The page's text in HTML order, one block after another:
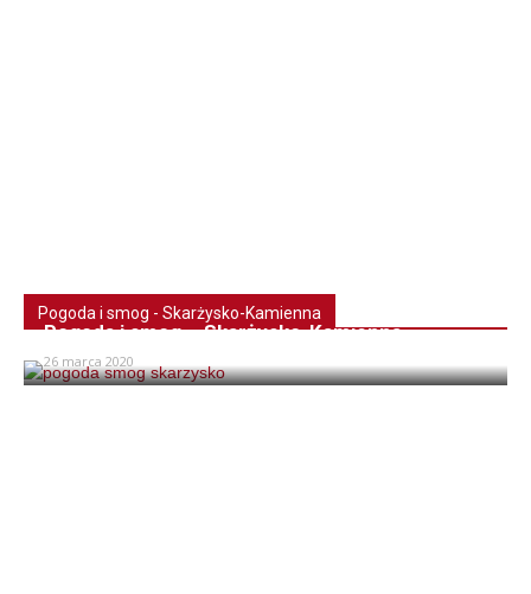
Pogoda i smog - Skarżysko-Kamienna
Pogoda i smog – Skarżysko-Kamienna
26 marca 2020